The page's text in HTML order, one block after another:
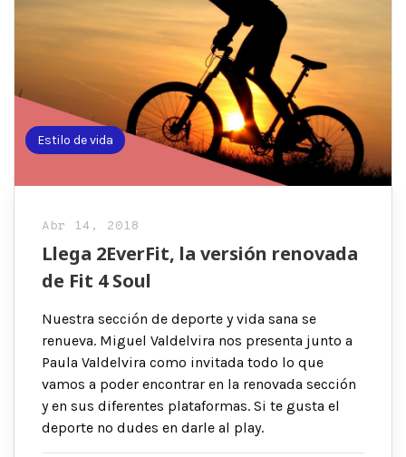
Estilo de vida
Abr 14, 2018
Llega 2EverFit, la versión renovada
de Fit 4 Soul
Nuestra sección de deporte y vida sana se
renueva. Miguel Valdelvira nos presenta junto a
Paula Valdelvira como invitada todo lo que
vamos a poder encontrar en la renovada sección
y en sus diferentes plataformas. Si te gusta el
deporte no dudes en darle al play.